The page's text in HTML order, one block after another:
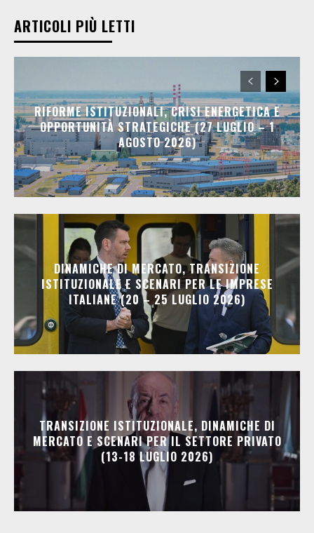
ARTICOLI PIÙ LETTI
RIFORME ISTITUZIONALI, CRISI ENERGETICA E
OPPORTUNITÀ STRATEGICHE (27 LUGLIO – 1
AGOSTO 2026)
DINAMICHE DI MERCATO, TRANSIZIONE
ISTITUZIONALE E SCENARI PER LE IMPRESE
ITALIANE (20 – 25 LUGLIO 2026)
TRANSIZIONE ISTITUZIONALE, DINAMICHE DI
MERCATO E SCENARI PER IL SETTORE PRIVATO
(13-18 LUGLIO 2026)